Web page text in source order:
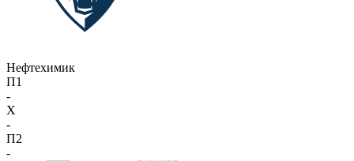
Нефтехимик
П1
-
X
-
П2
-